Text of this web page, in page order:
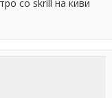
со skrill на киви